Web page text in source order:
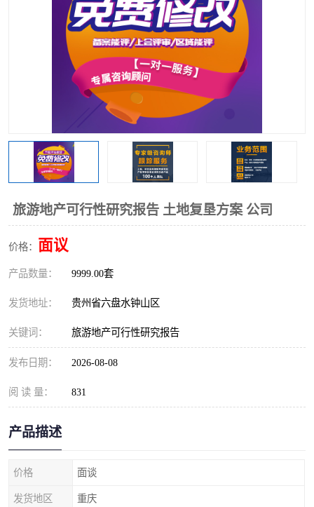
旅游地产可行性研究报告 土地复垦方案 公司
价格： 面议
产品数量： 9999.00套
发货地址： 贵州省六盘水钟山区
关键词： 旅游地产可行性研究报告
发布日期： 2026-08-08
阅 读 量： 831
产品描述
价格 面谈
发货地区 重庆